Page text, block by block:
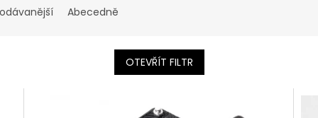
Abecedně
OTEVŘÍT FILTR